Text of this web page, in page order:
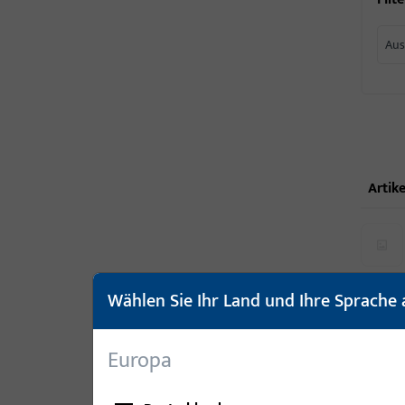
Wählen Sie Ihr Land und Ihre Sprache
Europa